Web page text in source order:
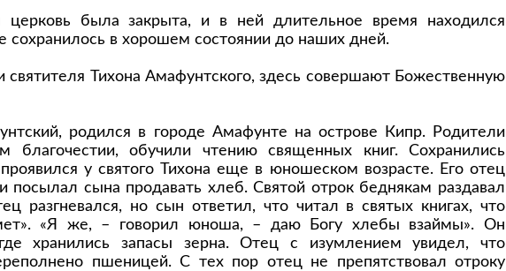
церковь была закрыта, и в ней длительное время находился
сохранилось в хорошем состоянии до наших дней.
Тихона Амафунтского, здесь совершают Божественную
родился в городе Амафунте на острове Кипр. Родители
благочестии, обучили чтению священных книг. Сохранились
у святого Тихона еще в юношеском возрасте. Его отец
сына продавать хлеб. Святой отрок беднякам раздавал
разгневался, но сын ответил, что читал в святых книгах, что
«Я же, – говорил юноша, – даю Богу хлебы взаймы». Он
хранились запасы зерна. Отец с изумлением увидел, что
пшеницей. С тех пор отец не препятствовал отроку